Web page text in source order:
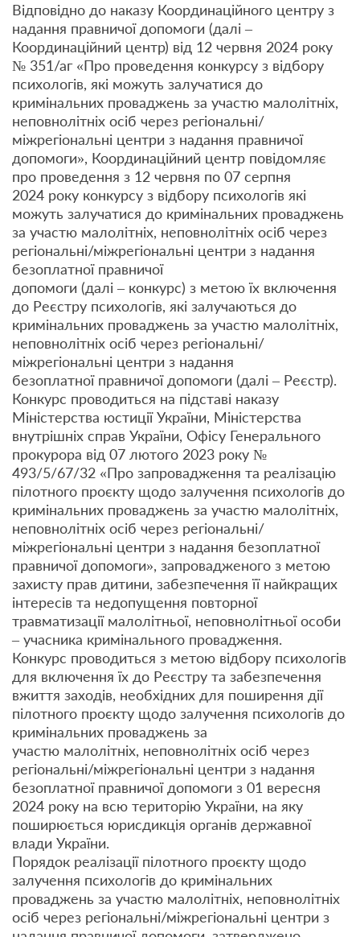
Відповідно до наказу Координаційного центру з
надання правничої допомоги (далі –
Координаційний центр) від 12 червня 2024 року
№ 351/аг «Про проведення конкурсу з відбору
психологів, які можуть залучатися до
кримінальних проваджень за участю малолітніх,
неповнолітніх осіб через регіональні/
міжрегіональні центри з надання правничої
допомоги», Координаційний центр повідомляє
про проведення з 12 червня по 07 серпня
2024 року конкурсу з відбору психологів які
можуть залучатися до кримінальних проваджень
за участю малолітніх, неповнолітніх осіб через
регіональні/міжрегіональні центри з надання
безоплатної правничої
допомоги (далі – конкурс) з метою їх включення
до Реєстру психологів, які залучаються до
кримінальних проваджень за участю малолітніх,
неповнолітніх осіб через регіональні/
міжрегіональні центри з надання
безоплатної правничої допомоги (далі – Реєстр).
Конкурс проводиться на підставі наказу
Міністерства юстиції України, Міністерства
внутрішніх справ України, Офісу Генерального
прокурора від 07 лютого 2023 року №
493/5/67/32 «Про запровадження та реалізацію
пілотного проєкту щодо залучення психологів до
кримінальних проваджень за участю малолітніх,
неповнолітніх осіб через регіональні/
міжрегіональні центри з надання безоплатної
правничої допомоги», запровадженого з метою
захисту прав дитини, забезпечення її найкращих
інтересів та недопущення повторної
травматизації малолітньої, неповнолітньої особи
– учасника кримінального провадження.
Конкурс проводиться з метою відбору психологів
для включення їх до Реєстру та забезпечення
вжиття заходів, необхідних для поширення дії
пілотного проєкту щодо залучення психологів до
кримінальних проваджень за
участю малолітніх, неповнолітніх осіб через
регіональні/міжрегіональні центри з надання
безоплатної правничої допомоги з 01 вересня
2024 року на всю територію України, на яку
поширюється юрисдикція органів державної
влади України.
Порядок реалізації пілотного проєкту щодо
залучення психологів до кримінальних
проваджень за участю малолітніх, неповнолітніх
осіб через регіональні/міжрегіональні центри з